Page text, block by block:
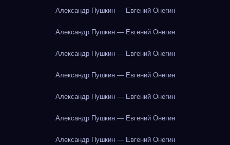
Александр Пушкин — Евгений Онегин
Александр Пушкин — Евгений Онегин
Александр Пушкин — Евгений Онегин
Александр Пушкин — Евгений Онегин
Александр Пушкин — Евгений Онегин
Александр Пушкин — Евгений Онегин
Александр Пушкин — Евгений Онегин